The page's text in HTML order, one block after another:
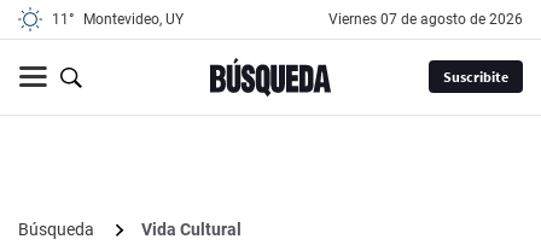
11° Montevideo, UY viernes 07 de agosto de 2026
Suscribite
Búsqueda
Vida Cultural